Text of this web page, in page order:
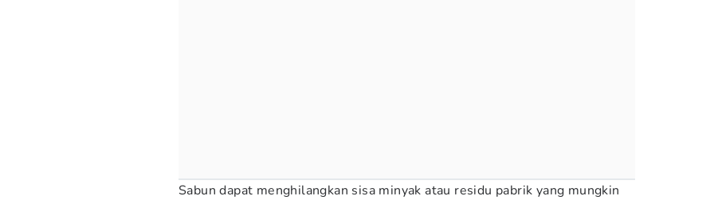
Sabun dapat menghilangkan sisa minyak atau residu pabrik yang mungkin